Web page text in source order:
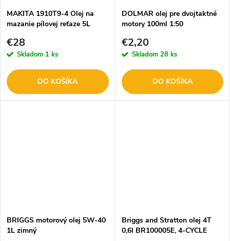
MAKITA 1910T9-4 Olej na
mazanie pílovej reťaze 5L
€28
Skladom 1 ks
DO KOŠÍKA
DOLMAR olej pre dvojtaktné
motory 100ml 1:50
€2,20
Skladom 28 ks
DO KOŠÍKA
BRIGGS motorový olej 5W-40
1L zimný
Briggs and Stratton olej 4T
0,6l BR100005E, 4-CYCLE